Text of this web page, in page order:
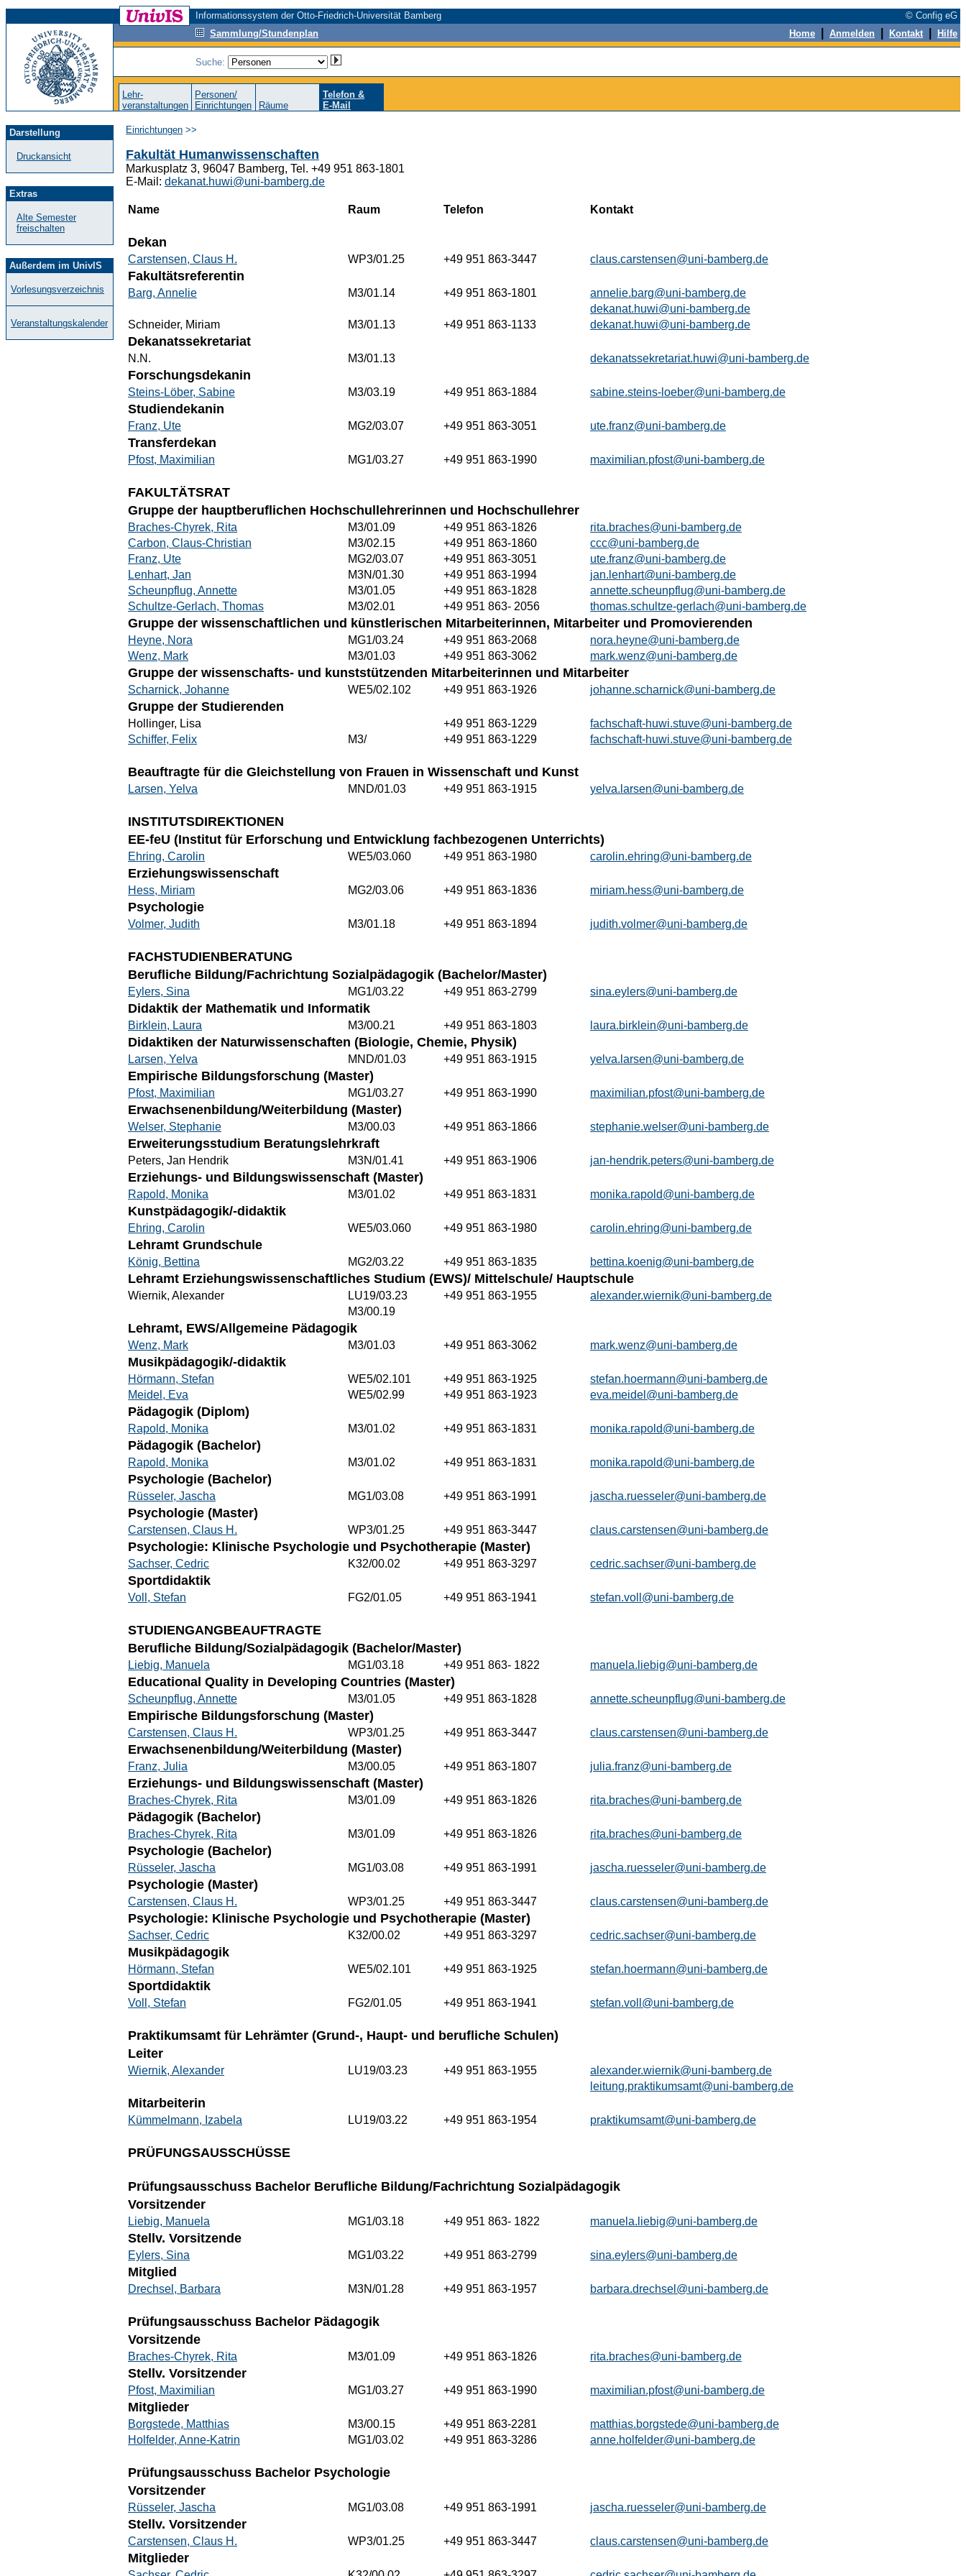
Informationssystem der Otto-Friedrich-Universität Bamberg
© Config eG
Sammlung/Stundenplan
Home Anmelden Kontakt Hilfe
Suche:
Lehr-
veranstaltungen
Personen/
Einrichtungen
Räume
Telefon &
E-Mail
Darstellung
Druckansicht
Extras
Alte Semester
freischalten
Außerdem im UnivIS
Vorlesungsverzeichnis
Veranstaltungskalender
Einrichtungen >>
Fakultät Humanwissenschaften
Markusplatz 3, 96047 Bamberg, Tel. +49 951 863-1801
E-Mail: dekanat.huwi@uni-bamberg.de
Name Raum Telefon Kontakt
Dekan
Carstensen, Claus H. WP3/01.25 +49 951 863-3447 claus.carstensen@uni-bamberg.de
Fakultätsreferentin
Barg, Annelie M3/01.14 +49 951 863-1801
annelie.barg@uni-bamberg.de
dekanat.huwi@uni-bamberg.de
Schneider, Miriam
M3/01.13 +49 951 863-1133 dekanat.huwi@uni-bamberg.de
Dekanatssekretariat
N.N. M3/01.13 dekanatssekretariat.huwi@uni-bamberg.de
Forschungsdekanin
Steins-Löber, Sabine M3/03.19 +49 951 863-1884 sabine.steins-loeber@uni-bamberg.de
Studiendekanin
Franz, Ute MG2/03.07 +49 951 863-3051 ute.franz@uni-bamberg.de
Transferdekan
Pfost, Maximilian MG1/03.27 +49 951 863-1990 maximilian.pfost@uni-bamberg.de
FAKULTÄTSRAT
Gruppe der hauptberuflichen Hochschullehrerinnen und Hochschullehrer
Braches-Chyrek, Rita M3/01.09 +49 951 863-1826
rita.braches@uni-bamberg.de
Carbon, Claus-Christian
M3/02.15 +49 951 863-1860
ccc@uni-bamberg.de
Franz, Ute
MG2/03.07 +49 951 863-3051
ute.franz@uni-bamberg.de
Lenhart, Jan
M3N/01.30 +49 951 863-1994
jan.lenhart@uni-bamberg.de
Scheunpflug, Annette
M3/01.05 +49 951 863-1828
annette.scheunpflug@uni-bamberg.de
Schultze-Gerlach, Thomas
M3/02.01 +49 951 863- 2056 thomas.schultze-gerlach@uni-bamberg.de
Gruppe der wissenschaftlichen und künstlerischen Mitarbeiterinnen, Mitarbeiter und Promovierenden
Heyne, Nora MG1/03.24 +49 951 863-2068
nora.heyne@uni-bamberg.de
Wenz, Mark
M3/01.03 +49 951 863-3062 mark.wenz@uni-bamberg.de
Gruppe der wissenschafts- und kunststützenden Mitarbeiterinnen und Mitarbeiter
Scharnick, Johanne WE5/02.102 +49 951 863-1926 johanne.scharnick@uni-bamberg.de
Gruppe der Studierenden
Hollinger, Lisa +49 951 863-1229
fachschaft-huwi.stuve@uni-bamberg.de
Schiffer, Felix
M3/ +49 951 863-1229 fachschaft-huwi.stuve@uni-bamberg.de
Beauftragte für die Gleichstellung von Frauen in Wissenschaft und Kunst
Larsen, Yelva MND/01.03 +49 951 863-1915 yelva.larsen@uni-bamberg.de
INSTITUTSDIREKTIONEN
EE-feU (Institut für Erforschung und Entwicklung fachbezogenen Unterrichts)
Ehring, Carolin WE5/03.060 +49 951 863-1980 carolin.ehring@uni-bamberg.de
Erziehungswissenschaft
Hess, Miriam MG2/03.06 +49 951 863-1836 miriam.hess@uni-bamberg.de
Psychologie
Volmer, Judith M3/01.18 +49 951 863-1894 judith.volmer@uni-bamberg.de
FACHSTUDIENBERATUNG
Berufliche Bildung/Fachrichtung Sozialpädagogik (Bachelor/Master)
Eylers, Sina MG1/03.22 +49 951 863-2799 sina.eylers@uni-bamberg.de
Didaktik der Mathematik und Informatik
Birklein, Laura M3/00.21 +49 951 863-1803 laura.birklein@uni-bamberg.de
Didaktiken der Naturwissenschaften (Biologie, Chemie, Physik)
Larsen, Yelva MND/01.03 +49 951 863-1915 yelva.larsen@uni-bamberg.de
Empirische Bildungsforschung (Master)
Pfost, Maximilian MG1/03.27 +49 951 863-1990 maximilian.pfost@uni-bamberg.de
Erwachsenenbildung/Weiterbildung (Master)
Welser, Stephanie M3/00.03 +49 951 863-1866 stephanie.welser@uni-bamberg.de
Erweiterungsstudium Beratungslehrkraft
Peters, Jan Hendrik M3N/01.41 +49 951 863-1906 jan-hendrik.peters@uni-bamberg.de
Erziehungs- und Bildungswissenschaft (Master)
Rapold, Monika M3/01.02 +49 951 863-1831 monika.rapold@uni-bamberg.de
Kunstpädagogik/-didaktik
Ehring, Carolin WE5/03.060 +49 951 863-1980 carolin.ehring@uni-bamberg.de
Lehramt Grundschule
König, Bettina MG2/03.22 +49 951 863-1835 bettina.koenig@uni-bamberg.de
Lehramt Erziehungswissenschaftliches Studium (EWS)/ Mittelschule/ Hauptschule
Wiernik, Alexander LU19/03.23 +49 951 863-1955
alexander.wiernik@uni-bamberg.de
M3/00.19
Lehramt, EWS/Allgemeine Pädagogik
Wenz, Mark M3/01.03 +49 951 863-3062 mark.wenz@uni-bamberg.de
Musikpädagogik/-didaktik
Hörmann, Stefan WE5/02.101 +49 951 863-1925
stefan.hoermann@uni-bamberg.de
Meidel, Eva
WE5/02.99 +49 951 863-1923 eva.meidel@uni-bamberg.de
Pädagogik (Diplom)
Rapold, Monika M3/01.02 +49 951 863-1831 monika.rapold@uni-bamberg.de
Pädagogik (Bachelor)
Rapold, Monika M3/01.02 +49 951 863-1831 monika.rapold@uni-bamberg.de
Psychologie (Bachelor)
Rüsseler, Jascha MG1/03.08 +49 951 863-1991 jascha.ruesseler@uni-bamberg.de
Psychologie (Master)
Carstensen, Claus H. WP3/01.25 +49 951 863-3447 claus.carstensen@uni-bamberg.de
Psychologie: Klinische Psychologie und Psychotherapie (Master)
Sachser, Cedric K32/00.02 +49 951 863-3297 cedric.sachser@uni-bamberg.de
Sportdidaktik
Voll, Stefan FG2/01.05 +49 951 863-1941 stefan.voll@uni-bamberg.de
STUDIENGANGBEAUFTRAGTE
Berufliche Bildung/Sozialpädagogik (Bachelor/Master)
Liebig, Manuela MG1/03.18 +49 951 863- 1822 manuela.liebig@uni-bamberg.de
Educational Quality in Developing Countries (Master)
Scheunpflug, Annette M3/01.05 +49 951 863-1828 annette.scheunpflug@uni-bamberg.de
Empirische Bildungsforschung (Master)
Carstensen, Claus H. WP3/01.25 +49 951 863-3447 claus.carstensen@uni-bamberg.de
Erwachsenenbildung/Weiterbildung (Master)
Franz, Julia M3/00.05 +49 951 863-1807 julia.franz@uni-bamberg.de
Erziehungs- und Bildungswissenschaft (Master)
Braches-Chyrek, Rita M3/01.09 +49 951 863-1826 rita.braches@uni-bamberg.de
Pädagogik (Bachelor)
Braches-Chyrek, Rita M3/01.09 +49 951 863-1826 rita.braches@uni-bamberg.de
Psychologie (Bachelor)
Rüsseler, Jascha MG1/03.08 +49 951 863-1991 jascha.ruesseler@uni-bamberg.de
Psychologie (Master)
Carstensen, Claus H. WP3/01.25 +49 951 863-3447 claus.carstensen@uni-bamberg.de
Psychologie: Klinische Psychologie und Psychotherapie (Master)
Sachser, Cedric K32/00.02 +49 951 863-3297 cedric.sachser@uni-bamberg.de
Musikpädagogik
Hörmann, Stefan WE5/02.101 +49 951 863-1925 stefan.hoermann@uni-bamberg.de
Sportdidaktik
Voll, Stefan FG2/01.05 +49 951 863-1941 stefan.voll@uni-bamberg.de
Praktikumsamt für Lehrämter (Grund-, Haupt- und berufliche Schulen)
Leiter
Wiernik, Alexander LU19/03.23 +49 951 863-1955
alexander.wiernik@uni-bamberg.de
leitung.praktikumsamt@uni-bamberg.de
Mitarbeiterin
Kümmelmann, Izabela LU19/03.22 +49 951 863-1954 praktikumsamt@uni-bamberg.de
PRÜFUNGSAUSSCHÜSSE
Prüfungsausschuss Bachelor Berufliche Bildung/Fachrichtung Sozialpädagogik
Vorsitzender
Liebig, Manuela MG1/03.18 +49 951 863- 1822 manuela.liebig@uni-bamberg.de
Stellv. Vorsitzende
Eylers, Sina MG1/03.22 +49 951 863-2799 sina.eylers@uni-bamberg.de
Mitglied
Drechsel, Barbara M3N/01.28 +49 951 863-1957 barbara.drechsel@uni-bamberg.de
Prüfungsausschuss Bachelor Pädagogik
Vorsitzende
Braches-Chyrek, Rita M3/01.09 +49 951 863-1826 rita.braches@uni-bamberg.de
Stellv. Vorsitzender
Pfost, Maximilian MG1/03.27 +49 951 863-1990 maximilian.pfost@uni-bamberg.de
Mitglieder
Borgstede, Matthias M3/00.15 +49 951 863-2281
matthias.borgstede@uni-bamberg.de
Holfelder, Anne-Katrin
MG1/03.02 +49 951 863-3286 anne.holfelder@uni-bamberg.de
Prüfungsausschuss Bachelor Psychologie
Vorsitzender
Rüsseler, Jascha MG1/03.08 +49 951 863-1991 jascha.ruesseler@uni-bamberg.de
Stellv. Vorsitzender
Carstensen, Claus H. WP3/01.25 +49 951 863-3447 claus.carstensen@uni-bamberg.de
Mitglieder